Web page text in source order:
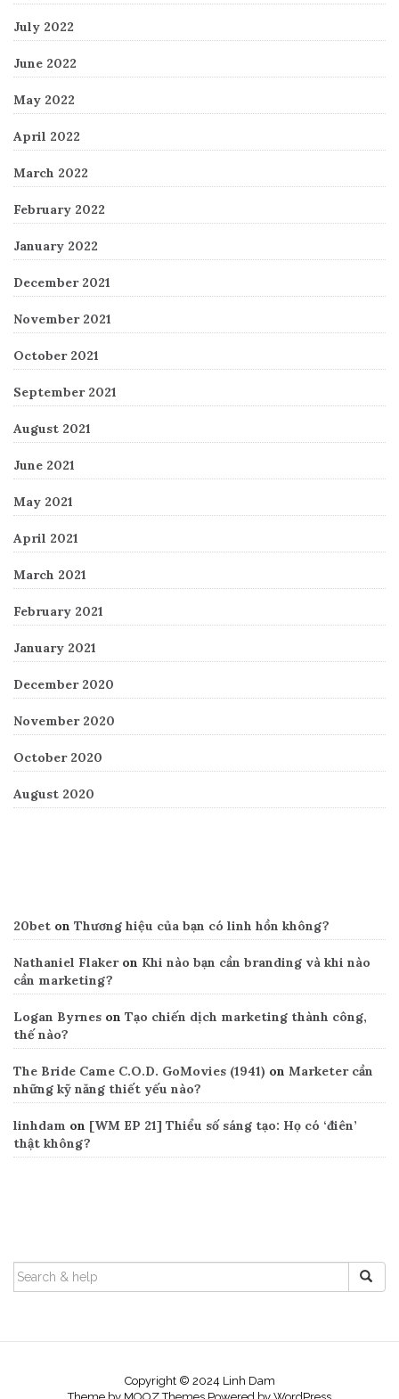
July 2022
June 2022
May 2022
April 2022
March 2022
February 2022
January 2022
December 2021
November 2021
October 2021
September 2021
August 2021
June 2021
May 2021
April 2021
March 2021
February 2021
January 2021
December 2020
November 2020
October 2020
August 2020
20bet on Thương hiệu của bạn có linh hồn không?
Nathaniel Flakeron Khi nào bạn cần branding và khi nào
cần marketing?
Logan Byrnes on Tạo chiến dịch marketing thành công,
thế nào?
The Bride Came C.O.D. GoMovies (1941) on Marketer cần
những kỹ năng thiết yếu nào?
linhdam on [WM EP 21] Thiểu số sáng tạo: Họ có ‘điên’
thật không?
SEARCH
FOR:
Copyright © 2024 Linh Dam